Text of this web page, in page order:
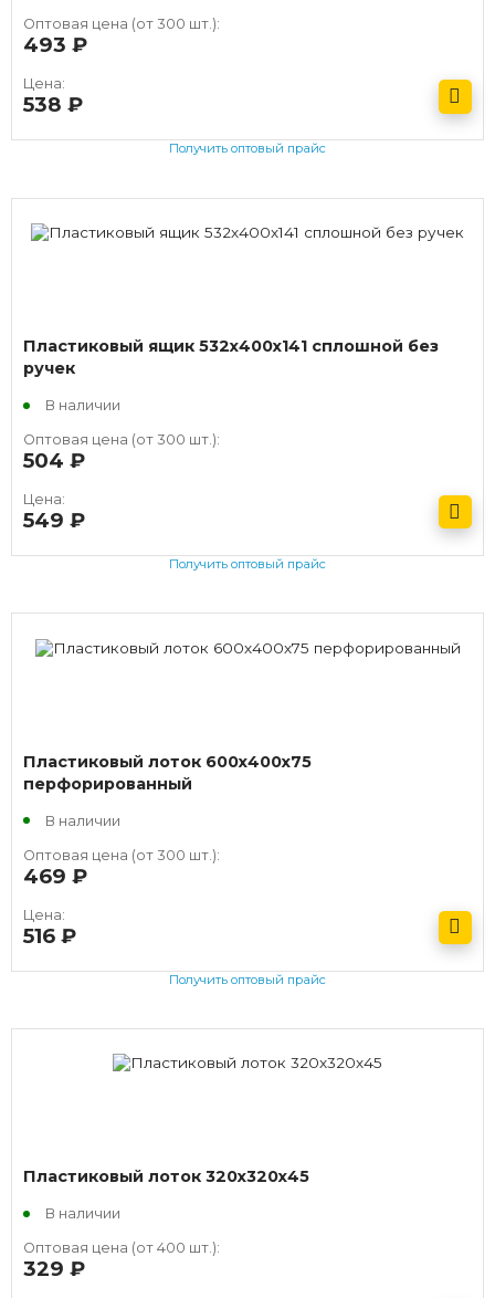
Оптовая цена (от 300 шт.):
493
Цена:
538
Получить оптовый прайс
Пластиковый ящик 532х400х141 сплошной без
ручек
В наличии
Оптовая цена (от 300 шт.):
504
Цена:
549
Получить оптовый прайс
Пластиковый лоток 600х400х75
перфорированный
В наличии
Оптовая цена (от 300 шт.):
469
Цена:
516
Получить оптовый прайс
Пластиковый лоток 320х320х45
В наличии
Оптовая цена (от 400 шт.):
329